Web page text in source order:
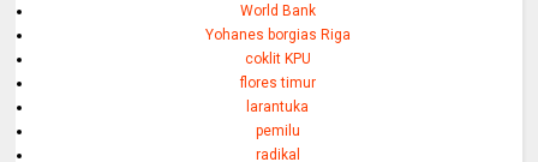
World Bank
Yohanes borgias Riga
coklit KPU
flores timur
larantuka
pemilu
radikal